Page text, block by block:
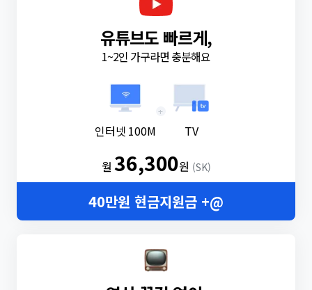
유튜브도 빠르게,
1~2인 가구라면 충분해요
인터넷 100M
+
TV
월36,300원 (SK)
40만원 현금지원금 +@